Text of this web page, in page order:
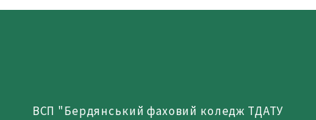
ВСП "Бердянський фаховий коледж ТДАТУ